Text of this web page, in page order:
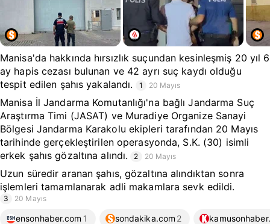
Manisa'da hakkında hırsızlık suçundan kesinleşmiş 20 yıl 6
ay hapis cezası bulunan ve 42 ayrı suç kaydı olduğu
tespit edilen şahıs yakalandı.
1 20 Mayıs
Manisa İl Jandarma Komutanlığı'na bağlı Jandarma Suç
Araştırma Timi (JASAT) ve Muradiye Organize Sanayi
Bölgesi Jandarma Karakolu ekipleri tarafından 20 Mayıs
tarihinde gerçekleştirilen operasyonda, S.K. (30) isimli
erkek şahıs gözaltına alındı.
2 20 Mayıs
Uzun süredir aranan şahıs, gözaltına alındıktan sonra
işlemleri tamamlanarak adli makamlara sevk edildi.
3 20 Mayıs
ensonhaber.com 1 sondakika.com 2